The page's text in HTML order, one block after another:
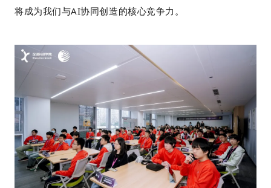
将成为我们与AI协同创造的核心竞争力。